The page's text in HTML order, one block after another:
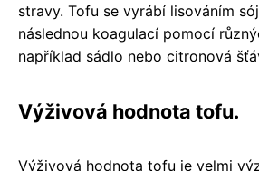
stravy. Tofu se vyrábí lisováním
následnou koagulací pomocí
například sádlo nebo citronová
Výživová hodnota tofu.
Výživová hodnota tofu je velmi